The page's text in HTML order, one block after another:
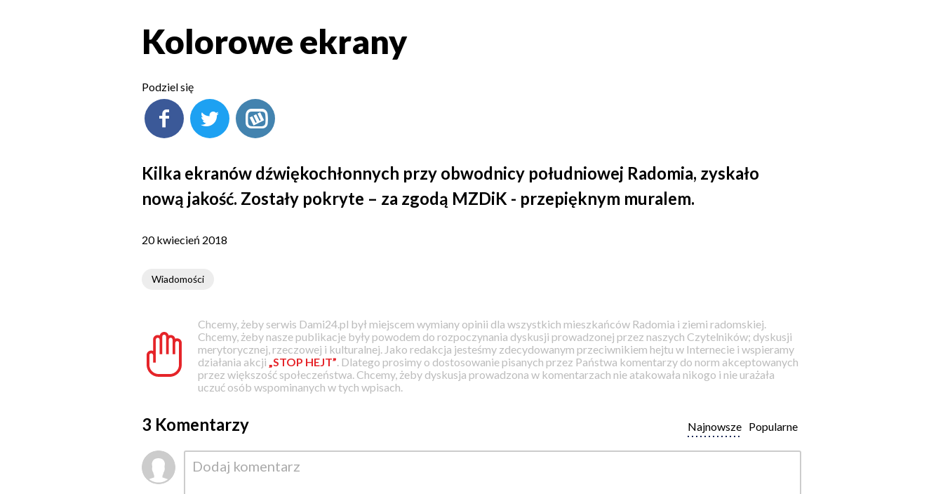
Kolorowe ekrany
Podziel się
Kilka ekranów dźwiękochłonnych przy obwodnicy południowej Radomia, zyskało
nową jakość. Zostały pokryte – za zgodą MZDiK - przepięknym muralem.
20 kwiecień 2018
Wiadomości
Chcemy, żeby serwis Dami24.pl był miejscem wymiany opinii dla wszystkich mieszkańców Radomia i ziemi radomskiej.
Chcemy, żeby nasze publikacje były powodem do rozpoczynania dyskusji prowadzonej przez naszych Czytelników; dyskusji
merytorycznej, rzeczowej i kulturalnej. Jako redakcja jesteśmy zdecydowanym przeciwnikiem hejtu w Internecie i wspieramy
działania akcji „STOP HEJT” . Dlatego prosimy o dostosowanie pisanych przez Państwa komentarzy do norm akceptowanych
przez większość społeczeństwa. Chcemy, żeby dyskusja prowadzona w komentarzach nie atakowała nikogo i nie urażała
uczuć osób wspominanych w tych wpisach.
3 Komentarzy Popularne
Najnowsze